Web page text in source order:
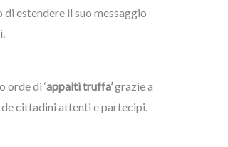
estendere il suo messaggio
orde di ‘appalti truffa’grazie a
de cittadini attenti e partecipi.